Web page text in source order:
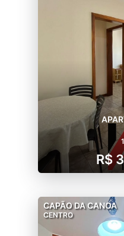
R$
CAPÃO DA CANOA
CENTRO